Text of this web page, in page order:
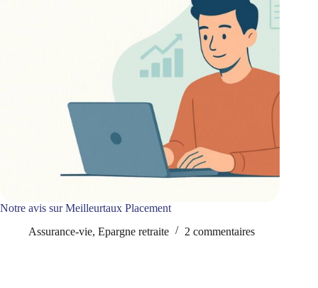
Notre avis sur Meilleurtaux Placement
Assurance-vie, Epargne retraite 2 commentaires